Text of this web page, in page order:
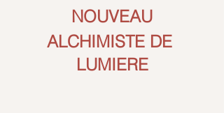
NOUVEAU
ALCHIMISTE DE
LUMIERE